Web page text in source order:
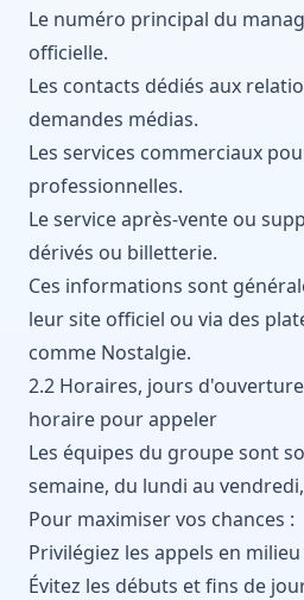
Le numéro principal du
officielle.
Les contacts dédiés aux
demandes médias.
Les services commerciaux
professionnelles.
Le service après-vente ou
dérivés ou billetterie.
Ces informations sont
leur site officiel ou via des
comme Nostalgie.
2.2 Horaires, jours
horaire pour appeler
Les équipes du groupe sont
semaine, du lundi au
Pour maximiser vos chances :
Privilégiez les appels en
Évitez les débuts et fins de